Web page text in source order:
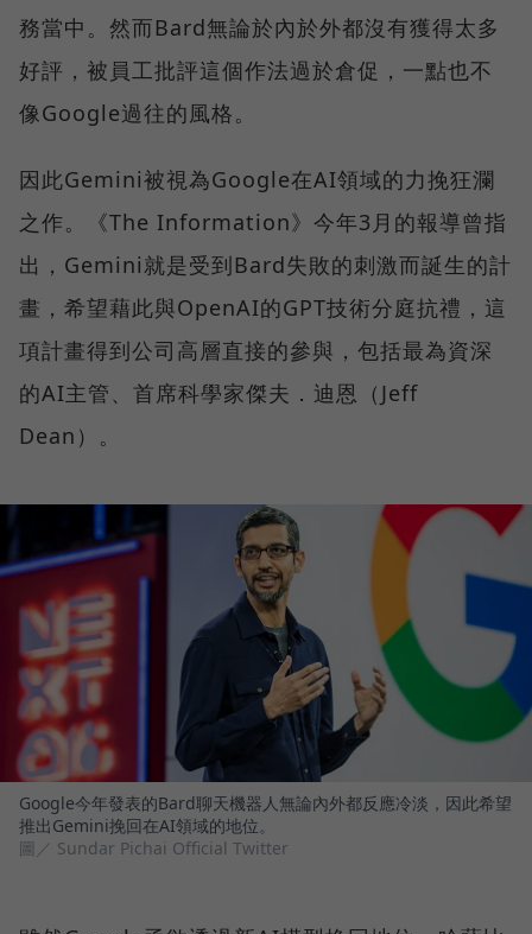
務當中。然而Bard無論於內於外都沒有獲得太多
好評，被員工批評這個作法過於倉促，一點也不
像Google過往的風格。
因此Gemini被視為Google在AI領域的力挽狂瀾
之作。《The Information》今年3月的報導曾指
出，Gemini就是受到Bard失敗的刺激而誕生的計
畫，希望藉此與OpenAI的GPT技術分庭抗禮，這
項計畫得到公司高層直接的參與，包括最為資深
的AI主管、首席科學家傑夫．迪恩（Jeff
Dean）。
Google今年發表的Bard聊天機器人無論內外都反應冷淡，因此希望
推出Gemini挽回在AI領域的地位。
圖／ Sundar Pichai Official Twitter